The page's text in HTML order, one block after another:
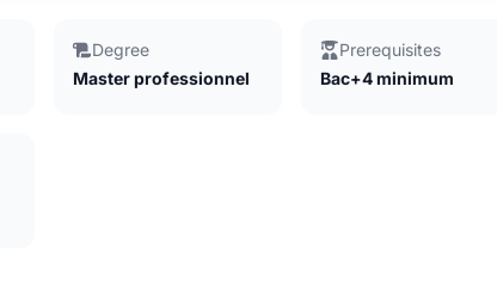
Degree
Master professionnel
Prerequisites
Bac+4 minimum